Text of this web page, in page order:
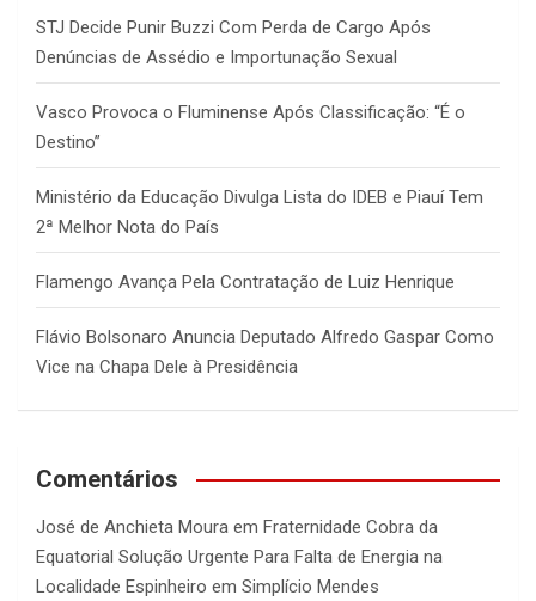
STJ Decide Punir Buzzi Com Perda de Cargo Após
Denúncias de Assédio e Importunação Sexual
Vasco Provoca o Fluminense Após Classificação: “É o
Destino”
Ministério da Educação Divulga Lista do IDEB e Piauí Tem
2ª Melhor Nota do País
Flamengo Avança Pela Contratação de Luiz Henrique
Flávio Bolsonaro Anuncia Deputado Alfredo Gaspar Como
Vice na Chapa Dele à Presidência
Comentários
José de Anchieta Moura em Fraternidade Cobra da
Equatorial Solução Urgente Para Falta de Energia na
Localidade Espinheiro em Simplício Mendes